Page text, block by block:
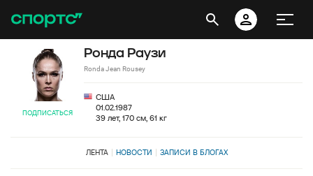
ПОДПИСАТЬСЯ
Ронда Раузи
Ronda Jean Rousey
США
01.02.1987
39 лет, 170 см, 61 кг
ЛЕНТА НОВОСТИ ЗАПИСИ В БЛОГАХ